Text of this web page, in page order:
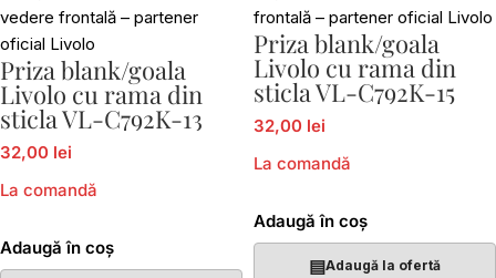
Priza blank/goala
Livolo cu rama din
sticla VL-C792K-13
32,00 lei
La comandă
Adaugă în coș
Priza blank/goala
Livolo cu rama din
sticla VL-C792K-15
32,00 lei
La comandă
Adaugă în coș
▤Adaugă la ofertă